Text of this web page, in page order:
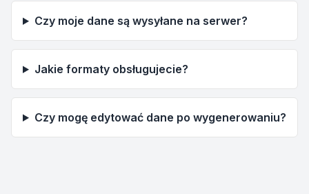
Czy moje dane są wysyłane na serwer?
Jakie formaty obsługujecie?
Czy mogę edytować dane po wygenerowaniu?